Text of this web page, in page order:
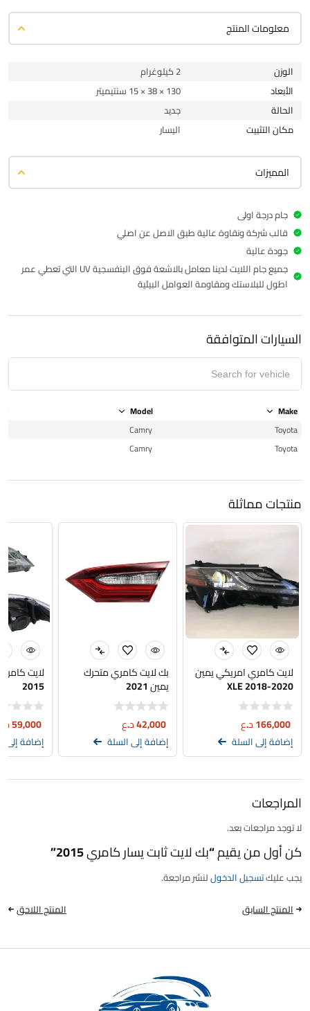
معلومات المنتج
الوزن
2 كيلوغرام
الأبعاد
130 × 38 × 15 سنتيميتر
الحالة
جديد
مكان التثبيت
اليسار
المميزات
جام درجة اولى
قالب شركة ونقاوة عالية طبق الاصل عن اصلي
جودة عالية
جميع جام اللايت لدينا معامل بالاشعة فوق البنفسجية UV التي تعطي عمر
اطول للبلاستك ومقاومة العوامل البيئية
السيارات المتوافقة
Make
Model
Toyota
Camry
Toyota
Camry
منتجات مماثلة
لايت كامري امريكي يمين
XLE 2018-2020
166,000د.ع
إضافة إلى السلة
بك لايت كامري متحرك
يمين 2021
42,000د.ع
إضافة إلى السلة
لايت
2015
59,000
إضافة إلى
المراجعات
لا توجد مراجعات بعد.
كن أول من يقيم “بك لايت ثابت يسار كامري 2015”
يجب عليكتسجيل الدخوللنشر مراجعة.
المنتج السابق
المنتج اللاحق